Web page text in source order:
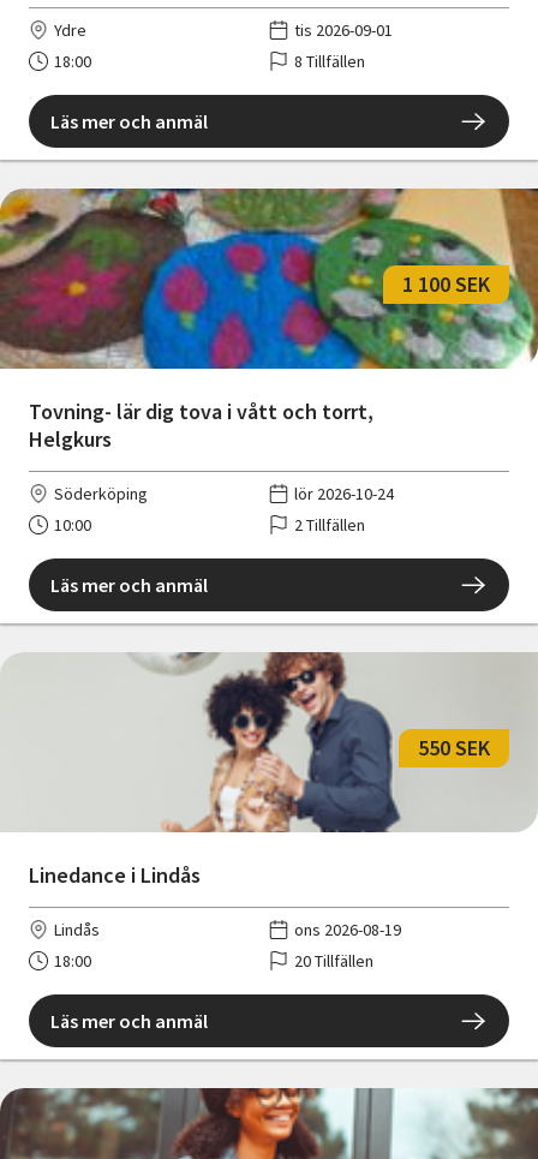
Ydre
tis 2026-09-01
18:00
8 Tillfällen
Läs mer och anmäl
Tovning- lär dig tova i vått och torrt,
Helgkurs
1 100 SEK
Söderköping
lör 2026-10-24
10:00
2 Tillfällen
Läs mer och anmäl
Linedance i Lindås
550 SEK
Lindås
ons 2026-08-19
18:00
20 Tillfällen
Läs mer och anmäl